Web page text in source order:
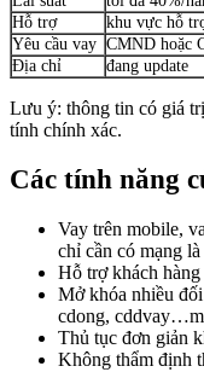
Hỗ trợ
khu vực hỗ
Yêu cầu vay CMND hoặc
Địa chỉ
đang update
Lưu ý: thông tin có giá
tính chính xác.
Các tính năng
Vay trên mobile,
chỉ cần có mạng
Hỗ trợ khách
Mở khóa nhiều
cdong,
Thủ tục đơn giản
Không thẩm định